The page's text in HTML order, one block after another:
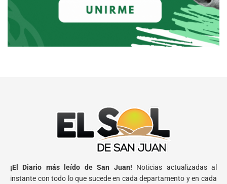
¡El Diario más leído de San Juan! Noticias actualizadas al
instante con todo lo que sucede en cada departamento y en cada